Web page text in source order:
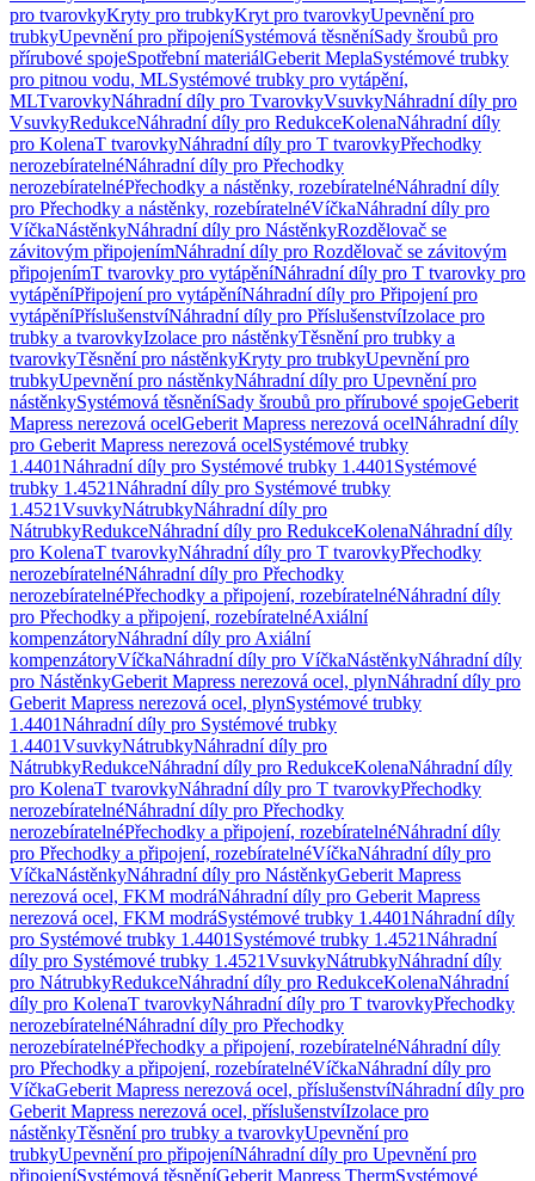
pro tvarovkyKryty pro trubkyKryt pro tvarovkyUpevnění pro
trubkyUpevnění pro připojeníSystémová těsněníSady šroubů pro
přírubové spojeSpotřební materiálGeberit MeplaSystémové trubky
pro pitnou vodu, MLSystémové trubky pro vytápění,
MLTvarovkyNáhradní díly pro TvarovkyVsuvkyNáhradní díly pro
VsuvkyRedukceNáhradní díly pro RedukceKolenaNáhradní díly
pro KolenaT tvarovkyNáhradní díly pro T tvarovkyPřechodky
nerozebíratelnéNáhradní díly pro Přechodky
nerozebíratelnéPřechodky a nástěnky, rozebíratelnéNáhradní díly
pro Přechodky a nástěnky, rozebíratelnéVíčkaNáhradní díly pro
VíčkaNástěnkyNáhradní díly pro NástěnkyRozdělovač se
závitovým připojenímNáhradní díly pro Rozdělovač se závitovým
připojenímT tvarovky pro vytápěníNáhradní díly pro T tvarovky pro
vytápěníPřipojení pro vytápěníNáhradní díly pro Připojení pro
vytápěníPříslušenstvíNáhradní díly pro PříslušenstvíIzolace pro
trubky a tvarovkyIzolace pro nástěnkyTěsnění pro trubky a
tvarovkyTěsnění pro nástěnkyKryty pro trubkyUpevnění pro
trubkyUpevnění pro nástěnkyNáhradní díly pro Upevnění pro
nástěnkySystémová těsněníSady šroubů pro přírubové spojeGeberit
Mapress nerezová ocelGeberit Mapress nerezová ocelNáhradní díly
pro Geberit Mapress nerezová ocelSystémové trubky
1.4401Náhradní díly pro Systémové trubky 1.4401 Systémové
trubky 1.4521Náhradní díly pro Systémové trubky
1.4521VsuvkyNátrubkyNáhradní díly pro
NátrubkyRedukceNáhradní díly pro RedukceKolenaNáhradní díly
pro KolenaT tvarovkyNáhradní díly pro T tvarovkyPřechodky
nerozebíratelnéNáhradní díly pro Přechodky
nerozebíratelnéPřechodky a připojení, rozebíratelnéNáhradní díly
pro Přechodky a připojení, rozebíratelnéAxiální
kompenzátoryNáhradní díly pro Axiální
kompenzátoryVíčkaNáhradní díly pro VíčkaNástěnkyNáhradní díly
pro NástěnkyGeberit Mapress nerezová ocel, plynNáhradní díly pro
Geberit Mapress nerezová ocel, plynSystémové trubky
1.4401Náhradní díly pro Systémové trubky
1.4401VsuvkyNátrubkyNáhradní díly pro
NátrubkyRedukceNáhradní díly pro RedukceKolenaNáhradní díly
pro KolenaT tvarovkyNáhradní díly pro T tvarovkyPřechodky
nerozebíratelnéNáhradní díly pro Přechodky
nerozebíratelnéPřechodky a připojení, rozebíratelnéNáhradní díly
pro Přechodky a připojení, rozebíratelnéVíčkaNáhradní díly pro
VíčkaNástěnkyNáhradní díly pro NástěnkyGeberit Mapress
nerezová ocel, FKM modráNáhradní díly pro Geberit Mapress
nerezová ocel, FKM modráSystémové trubky 1.4401Náhradní díly
pro Systémové trubky 1.4401 Systémové trubky 1.4521Náhradní
díly pro Systémové trubky 1.4521VsuvkyNátrubkyNáhradní díly
pro NátrubkyRedukceNáhradní díly pro RedukceKolenaNáhradní
díly pro KolenaT tvarovkyNáhradní díly pro T tvarovkyPřechodky
nerozebíratelnéNáhradní díly pro Přechodky
nerozebíratelnéPřechodky a připojení, rozebíratelnéNáhradní díly
pro Přechodky a připojení, rozebíratelnéVíčkaNáhradní díly pro
VíčkaGeberit Mapress nerezová ocel, příslušenstvíNáhradní díly pro
Geberit Mapress nerezová ocel, příslušenstvíIzolace pro
nástěnkyTěsnění pro trubky a tvarovkyUpevnění pro
trubkyUpevnění pro připojeníNáhradní díly pro Upevnění pro
připojeníSystémová těsněníGeberit Mapress ThermSystémové